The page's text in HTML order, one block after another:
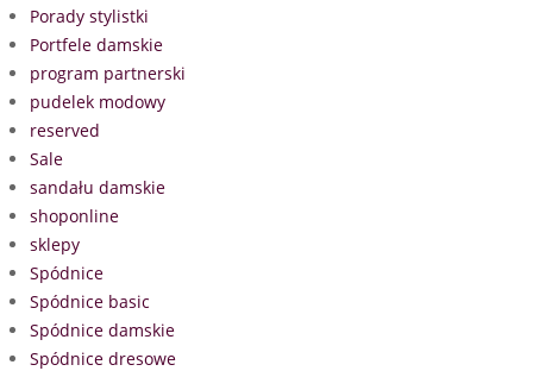
Porady stylistki
Portfele damskie
program partnerski
pudelek modowy
reserved
Sale
sandału damskie
shoponline
sklepy
Spódnice
Spódnice basic
Spódnice damskie
Spódnice dresowe